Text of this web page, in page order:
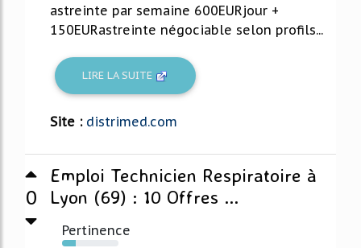
astreinte par semaine 600EURjour +
150EURastreinte négociable selon profils...
LIRE LA SUITE
Site : distrimed.com
0
Emploi Technicien Respiratoire à
Lyon (69) : 10 Offres ...
Pertinence